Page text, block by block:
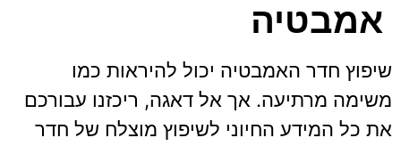
אמבטיה
שיפוץ חדר האמבטיה יכול להיראות כמו
משימה מרתיעה. אך אל דאגה, ריכזנו עבורכם
את כל המידע החיוני לשיפוץ מוצלח של חדר